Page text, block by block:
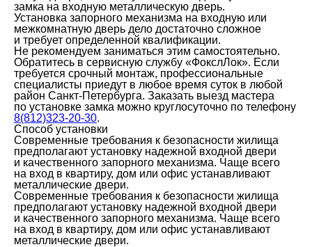
замка на входную металлическую дверь.
Установка запорного механизма на входную или
межкомнатную дверь дело достаточно сложное
и требует определенной квалификации.
Не рекомендуем заниматься этим самостоятельно.
Обратитесь в сервисную службу «ФокслЛок». Если
требуется срочный монтаж, профессиональные
специалисты приедут в любое время суток в любой
район Санкт-Петербурга. Заказать выезд мастера
по установке замка можно круглосуточно по телефону
8(812)323-20-30.
Способ установки
Современные требования к безопасности жилища
предполагают установку надежной входной двери
и качественного запорного механизма. Чаще всего
на вход в квартиру, дом или офис устанавливают
металлические двери.
Современные требования к безопасности жилища
предполагают установку надежной входной двери
и качественного запорного механизма. Чаще всего
на вход в квартиру, дом или офис устанавливают
металлические двери.